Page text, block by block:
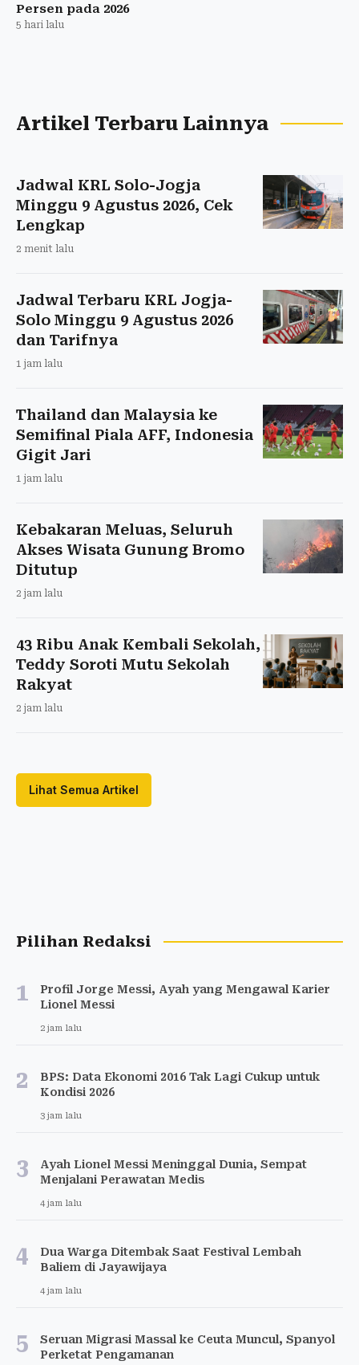
Persen pada 2026
5 hari lalu
Artikel Terbaru Lainnya
Jadwal KRL Solo-Jogja
Minggu 9 Agustus 2026, Cek
Lengkap
2 menit lalu
Jadwal Terbaru KRL Jogja-
Solo Minggu 9 Agustus 2026
dan Tarifnya
1 jam lalu
Thailand dan Malaysia ke
Semifinal Piala AFF, Indonesia
Gigit Jari
1 jam lalu
Kebakaran Meluas, Seluruh
Akses Wisata Gunung Bromo
Ditutup
2 jam lalu
43 Ribu Anak Kembali Sekolah,
Teddy Soroti Mutu Sekolah
Rakyat
2 jam lalu
Lihat Semua Artikel
Pilihan Redaksi
1
Profil Jorge Messi, Ayah yang Mengawal Karier
Lionel Messi
2 jam lalu
2
BPS: Data Ekonomi 2016 Tak Lagi Cukup untuk
Kondisi 2026
3 jam lalu
3
Ayah Lionel Messi Meninggal Dunia, Sempat
Menjalani Perawatan Medis
4 jam lalu
4
Dua Warga Ditembak Saat Festival Lembah
Baliem di Jayawijaya
4 jam lalu
5
Seruan Migrasi Massal ke Ceuta Muncul, Spanyol
Perketat Pengamanan